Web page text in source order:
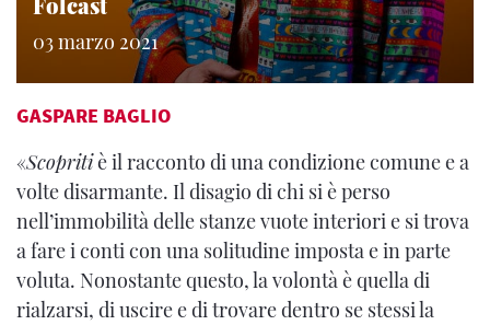
03 marzo 2021
GASPARE BAGLIO
«Scopritiè il racconto di una condizione comune e a
volte disarmante. Il disagio di chi si è perso
nell’immobilità delle stanze vuote interiori e si trova
a fare i conti con una solitudine imposta e in parte
voluta. Nonostante questo, la volontà è quella di
rialzarsi, di uscire e di trovare dentro se stessi la